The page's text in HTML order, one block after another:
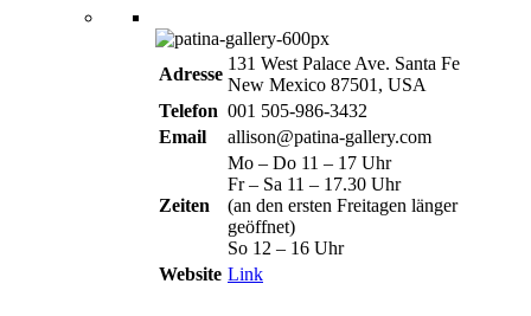
Adresse
131 West Palace Ave. Santa Fe
New Mexico 87501, USA
Telefon 001 505-986-3432
Email
allison@patina-gallery.com
Zeiten
Mo – Do 11 – 17 Uhr
Fr – Sa 11 – 17.30 Uhr
(an den ersten Freitagen länger
geöffnet)
So 12 – 16 Uhr
Website Link